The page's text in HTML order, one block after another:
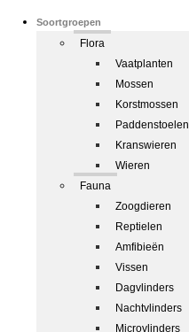
Soortgroepen
Flora
Vaatplanten
Mossen
Korstmossen
Paddenstoelen
Kranswieren
Wieren
Fauna
Zoogdieren
Reptielen
Amfibieën
Vissen
Dagvlinders
Nachtvlinders
Microvlinders